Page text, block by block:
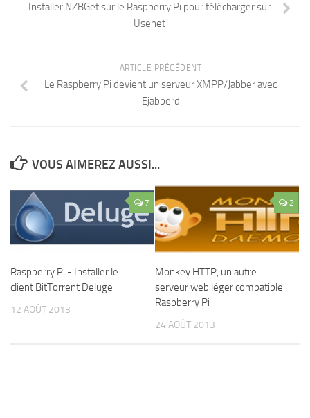
Installer NZBGet sur le Raspberry Pi pour télécharger sur
Usenet
ARTICLE PRÉCÉDENT
Le Raspberry Pi devient un serveur XMPP/Jabber avec
Ejabberd
VOUS AIMEREZ AUSSI...
7
Raspberry Pi - Installer le
client BitTorrent Deluge
12 AOÛT 2013
2
Monkey HTTP, un autre
serveur web léger compatible
Raspberry Pi
24 AOÛT 2013